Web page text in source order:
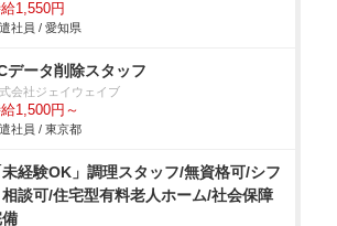
1,550円
社員 / 愛知県
データ削除スタッフ
会社ジェイウェイブ
1,500円～
社員 / 東京都
未経験OK」調理スタッフ/無資格可/シフ
相談可/住宅型有料老人ホーム/社会保障